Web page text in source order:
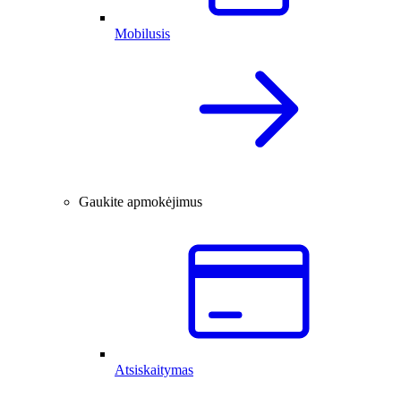
Mobilusis
Gaukite apmokėjimus
Atsiskaitymas